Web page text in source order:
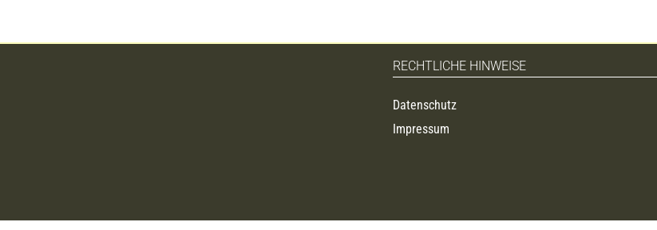
RECHTLICHE HINWEISE
Datenschutz
Impressum